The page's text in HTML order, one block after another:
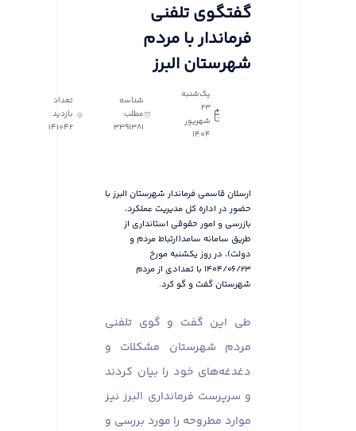
گفتگوی تلفنی
فرماندار با مردم
شهرستان البرز
یک‌شنبه
23
شهریور
1404
شناسه
مطلب:
3391381
تعداد
بازدید :
141042
ارسلان قاسمی فرماندار شهرستان البرز با
حضور در اداره کل مدیریت عملکرد،
بازرسی و امور حقوقی استانداری از
طریق سامانه سامد(ارتباط مردم و
دولت)، در روز یکشنبه مورخ
۱۴۰۴/۰۶/۲۳ با تعدادی از مردم
شهرستان گفت و گو کرد.
طی این گفت و گوی تلفنی
مردم شهرستان مشکلات و
دغدغه‌های خود را بیان کردند
و سرپرست فرمانداری البرز نیز
موارد مطروحه را مورد بررسی و